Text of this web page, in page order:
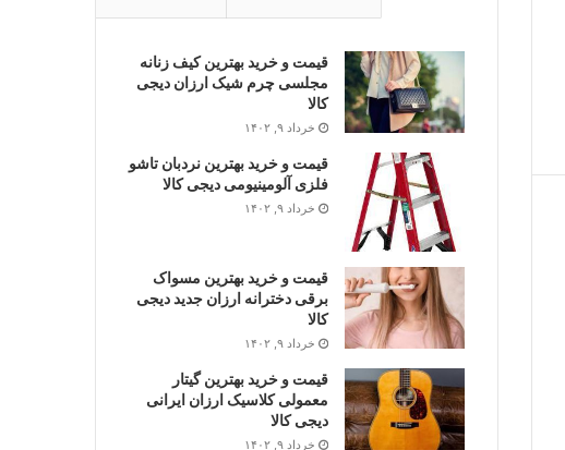
قیمت و خرید بهترین کیف زنانه
مجلسی چرم شیک ارزان دیجی
کالا
خرداد ۹, ۱۴۰۲
قیمت و خرید بهترین نردبان تاشو
فلزی آلومینیومی دیجی کالا
خرداد ۹, ۱۴۰۲
قیمت و خرید بهترین مسواک
برقی دخترانه ارزان جدید دیجی
کالا
خرداد ۹, ۱۴۰۲
قیمت و خرید بهترین گیتار
معمولی کلاسیک ارزان ایرانی
دیجی کالا
خرداد ۹, ۱۴۰۲